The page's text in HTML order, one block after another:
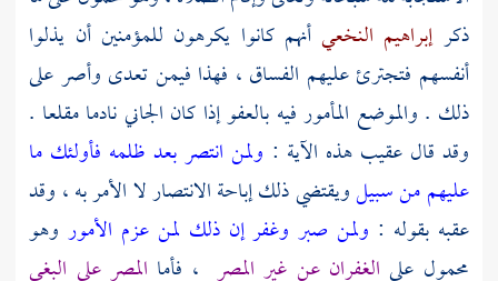
ذكرإبراهيم النخعيأنهم كانوا يكرهون للمؤمنين أن يذلوا
أنفسهم فتجترئ عليهم الفساق ، فهذا فيمن تعدى وأصر على
ذلك . والموضع المأمور فيه بالعفو إذا كان الجاني نادما مقلعا .
وقد قال عقيب هذه الآية : ولمن انتصر بعد ظلمه فأولئك ما
عليهم من سبيلويقتضي ذلك إباحة الانتصار لا الأمر به ، وقد
عقبه بقوله : ولمن صبر وغفر إن ذلك لمن عزم الأمور وهو
محمول على الغفران عن غير المصر ، فأما المصر على البغي